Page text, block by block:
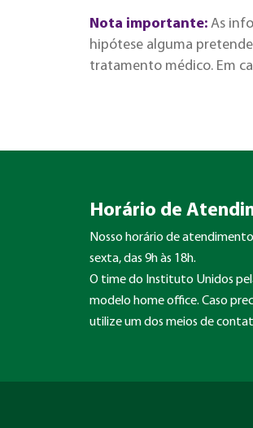
Nota importante: As
hipótese alguma
tratamento médico. Em
Horário de
Nosso horário de
sexta, das 9h às 18h.
O time do Instituto Unidos
modelo home office. Caso
utilize um dos meios de